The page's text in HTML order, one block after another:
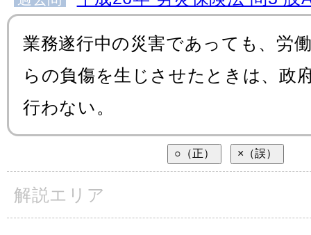
業務遂行中の災害であっても、労
らの負傷を生じさせたときは、政
行わない。
解説エリア